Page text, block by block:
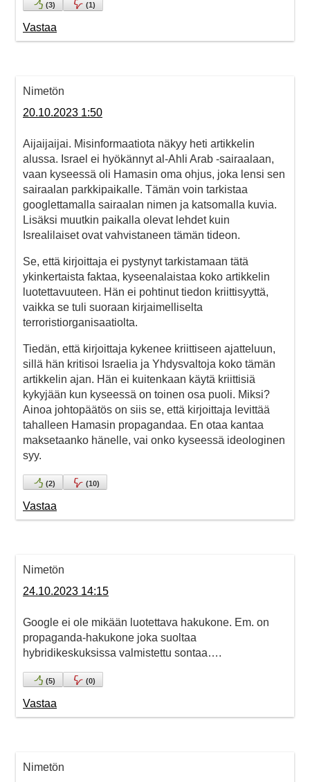
(3) (1)
Vastaa
Nimetön
20.10.2023 1:50
Aijaijaijai. Misinformaatiota näkyy heti artikkelin
alussa. Israel ei hyökännyt al-Ahli Arab -sairaalaan,
vaan kyseessä oli Hamasin oma ohjus, joka lensi sen
sairaalan parkkipaikalle. Tämän voin tarkistaa
googlettamalla sairaalan nimen ja katsomalla kuvia.
Lisäksi muutkin paikalla olevat lehdet kuin
Isrealilaiset ovat vahvistaneen tämän tideon.
Se, että kirjoittaja ei pystynyt tarkistamaan tätä
ykinkertaista faktaa, kyseenalaistaa koko artikkelin
luotettavuuteen. Hän ei pohtinut tiedon kriittisyyttä,
vaikka se tuli suoraan kirjaimelliselta
terroristiorganisaatiolta.
Tiedän, että kirjoittaja kykenee kriittiseen ajatteluun,
sillä hän kritisoi Israelia ja Yhdysvaltoja koko tämän
artikkelin ajan. Hän ei kuitenkaan käytä kriittisiä
kykyjään kun kyseessä on toinen osa puoli. Miksi?
Ainoa johtopäätös on siis se, että kirjoittaja levittää
tahalleen Hamasin propagandaa. En otaa kantaa
maksetaanko hänelle, vai onko kyseessä ideologinen
syy.
(2) (10)
Vastaa
Nimetön
24.10.2023 14:15
Google ei ole mikään luotettava hakukone. Em. on
propaganda-hakukone joka suoltaa
hybridikeskuksissa valmistettu sontaa….
(5) (0)
Vastaa
Nimetön